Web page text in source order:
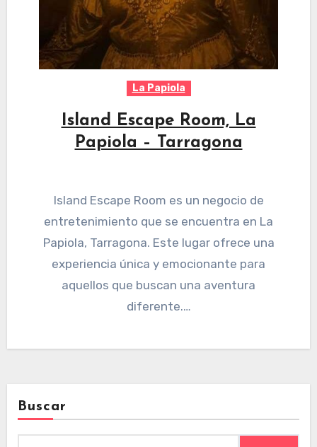
La Papiola
Island Escape Room, La
Papiola – Tarragona
Island Escape Room es un negocio de
entretenimiento que se encuentra en La
Papiola, Tarragona. Este lugar ofrece una
experiencia única y emocionante para
aquellos que buscan una aventura
diferente.…
Buscar